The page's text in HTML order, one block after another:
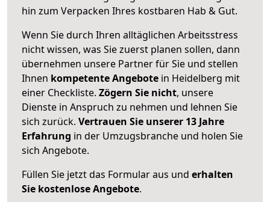
hin zum Verpacken Ihres kostbaren Hab & Gut.
Wenn Sie durch Ihren alltäglichen Arbeitsstress
nicht wissen, was Sie zuerst planen sollen, dann
übernehmen unsere Partner für Sie und stellen
Ihnen kompetente Angebote in Heidelberg mit
einer Checkliste. Zögern Sie nicht, unsere
Dienste in Anspruch zu nehmen und lehnen Sie
sich zurück. Vertrauen Sie unserer 13 Jahre
Erfahrung in der Umzugsbranche und holen Sie
sich Angebote.
Füllen Sie jetzt das Formular aus und erhalten
Sie kostenlose Angebote.